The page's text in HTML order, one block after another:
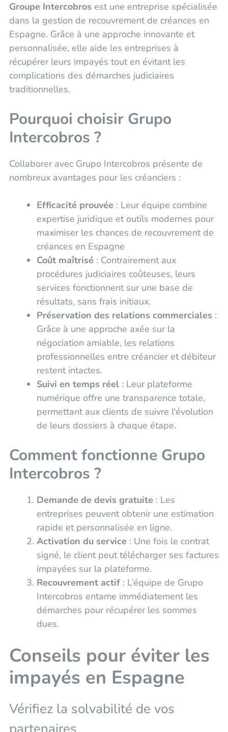
Groupe Intercobros est une entreprise spécialisée
dans la gestion de recouvrement de créances en
Espagne. Grâce à une approche innovante et
personnalisée, elle aide les entreprises à
récupérer leurs impayés tout en évitant les
complications des démarches judiciaires
traditionnelles.
Pourquoi choisir Grupo
Intercobros ?
Collaborer avec Grupo Intercobros présente de
nombreux avantages pour les créanciers :
Efficacité prouvée : Leur équipe combine
expertise juridique et outils modernes pour
maximiser les chances de recouvrement de
créances en Espagne
Coût maîtrisé : Contrairement aux
procédures judiciaires coûteuses, leurs
services fonctionnent sur une base de
résultats, sans frais initiaux.
Préservation des relations commerciales :
Grâce à une approche axée sur la
négociation amiable, les relations
professionnelles entre créancier et débiteur
restent intactes.
Suivi en temps réel: Leur plateforme
numérique offre une transparence totale,
permettant aux clients de suivre l'évolution
de leurs dossiers à chaque étape.
Comment fonctionne Grupo
Intercobros ?
Demande de devis gratuite : Les
entreprises peuvent obtenir une estimation
rapide et personnalisée en ligne.
Activation du service : Une fois le contrat
signé, le client peut télécharger ses factures
impayées sur la plateforme.
Recouvrement actif: L’équipe de Grupo
Intercobros entame immédiatement les
démarches pour récupérer les sommes
dues.
Conseils pour éviter les
impayés en Espagne
Vérifiez la solvabilité de vos